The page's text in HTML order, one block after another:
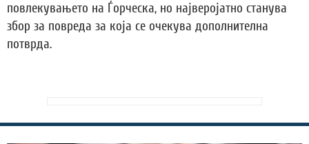
повлекувањето на Ѓорческа, но најверојатно станува
збор за повреда за која се очекува дополнителна
потврда.